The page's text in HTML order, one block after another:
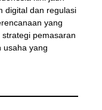
digital dan regulasi
yang
pemasaran
usaha yang